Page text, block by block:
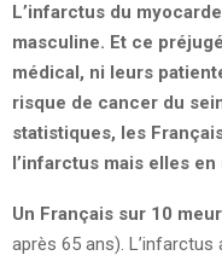
L’infarctus du
masculine. Et ce
médical, ni leurs
risque de cancer du
statistiques, les
l’infarctus mais elles
Un Français sur 10
après 65 ans).